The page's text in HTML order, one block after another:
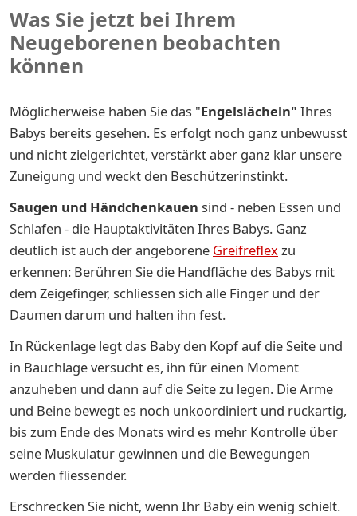
Was Sie jetzt bei Ihrem
Neugeborenen beobachten
können
Möglicherweise haben Sie das "Engelslächeln" Ihres
Babys bereits gesehen. Es erfolgt noch ganz unbewusst
und nicht zielgerichtet, verstärkt aber ganz klar unsere
Zuneigung und weckt den Beschützerinstinkt.
Saugen und Händchenkauen sind - neben Essen und
Schlafen - die Hauptaktivitäten Ihres Babys. Ganz
deutlich ist auch der angeborene Greifreflexzu
erkennen: Berühren Sie die Handfläche des Babys mit
dem Zeigefinger, schliessen sich alle Finger und der
Daumen darum und halten ihn fest.
In Rückenlage legt das Baby den Kopf auf die Seite und
in Bauchlage versucht es, ihn für einen Moment
anzuheben und dann auf die Seite zu legen. Die Arme
und Beine bewegt es noch unkoordiniert und ruckartig,
bis zum Ende des Monats wird es mehr Kontrolle über
seine Muskulatur gewinnen und die Bewegungen
werden fliessender.
Erschrecken Sie nicht, wenn Ihr Baby ein wenig schielt.